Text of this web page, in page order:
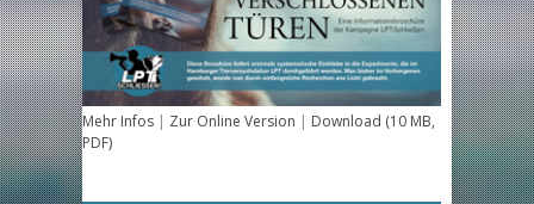
Mehr Infos | Zur Online Version | Download (10 MB,
PDF)